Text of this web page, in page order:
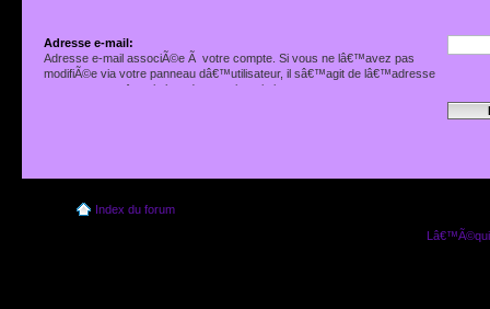
Adresse e-mail:
Adresse e-mail associÃ©e Ã votre compte. Si vous ne lâ€™avez pas
modifiÃ©e via votre panneau dâ€™utilisateur, il sâ€™agit de lâ€™adresse
que vous avez fournie lors de votre inscription.
Index du forum